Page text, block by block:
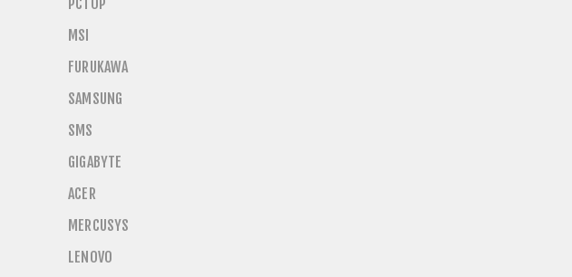
PCTOP
MSI
FURUKAWA
SAMSUNG
SMS
GIGABYTE
ACER
MERCUSYS
LENOVO